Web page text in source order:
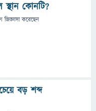
স্থান কোনটি?
জিজ্ঞাসাকরেছেন
বড় শব্দ